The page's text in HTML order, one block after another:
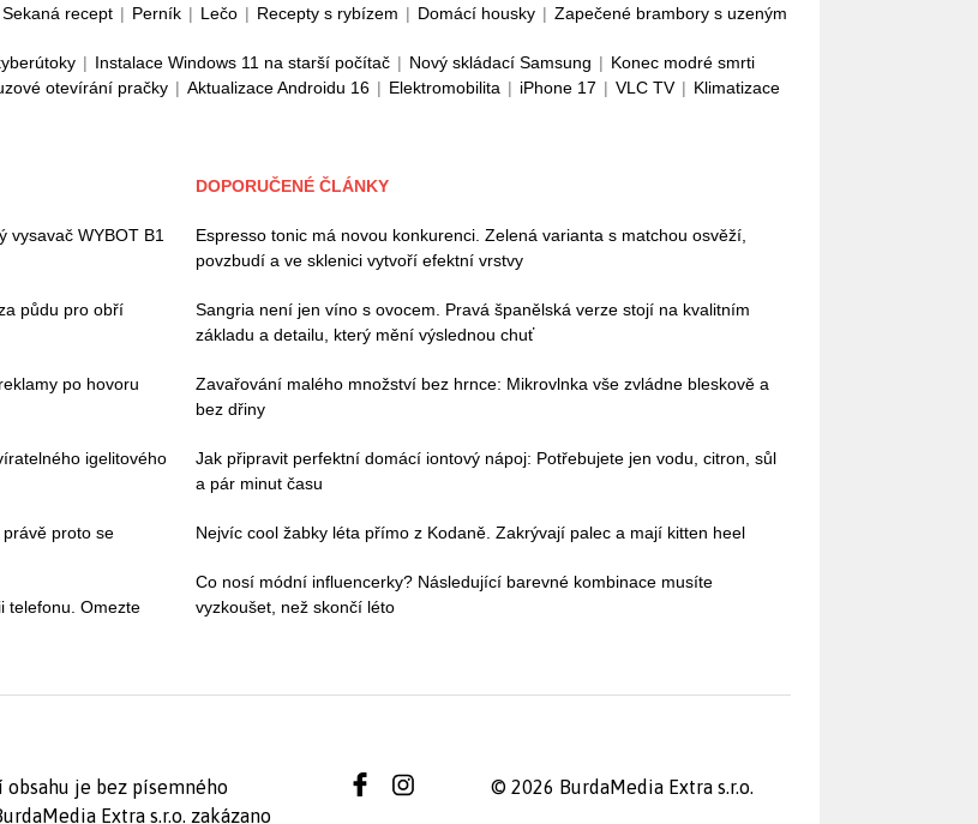
Sekaná recept | Perník | Lečo | Recepty s rybízem | Domácí housky | Zapečené brambory s uzeným
| Instalace Windows 11 na starší počítač | Nový skládací Samsung | Konec modré smrti
otevírání pračky | Aktualizace Androidu 16 | Elektromobilita | iPhone 17 | VLC TV | Klimatizace
vysavač WYBOT B1
půdu pro obří
po hovoru
igelitového
proto se
telefonu. Omezte
DOPORUČENÉ ČLÁNKY
Espresso tonic má novou konkurenci. Zelená varianta s matchou osvěží,
povzbudí a ve sklenici vytvoří efektní vrstvy
Sangria není jen víno s ovocem. Pravá španělská verze stojí na kvalitním
základu a detailu, který mění výslednou chuť
Zavařování malého množství bez hrnce: Mikrovlnka vše zvládne bleskově a
bez dřiny
Jak připravit perfektní domácí iontový nápoj: Potřebujete jen vodu, citron, sůl
a pár minut času
Nejvíc cool žabky léta přímo z Kodaně. Zakrývají palec a mají kitten heel
Co nosí módní influencerky? Následující barevné kombinace musíte
vyzkoušet, než skončí léto
obsahu je bez písemného
Extra s.r.o. zakázano
© 2026 BurdaMedia Extra s.r.o.